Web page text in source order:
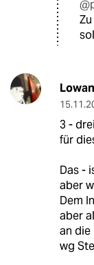
3 -
für
Das -
aber
Dem
aber
an die
wg